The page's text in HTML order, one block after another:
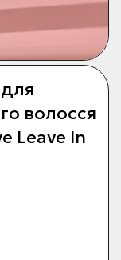
волосся
Leave In